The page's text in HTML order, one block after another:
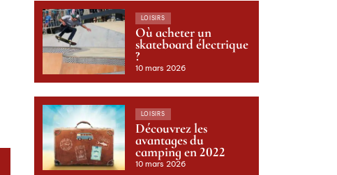
LOISIRS
Où acheter un
skateboard électrique
?
10 mars 2026
LOISIRS
Découvrez les
avantages du
camping en 2022
10 mars 2026